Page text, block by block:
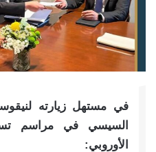
في مستهل زيارته
السيسي في مراسم
الأوروبي: